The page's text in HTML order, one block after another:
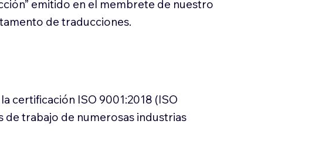
emitido en el membrete de nuestro
de traducciones.
certificación ISO 9001:2018 (ISO
trabajo de numerosas industrias